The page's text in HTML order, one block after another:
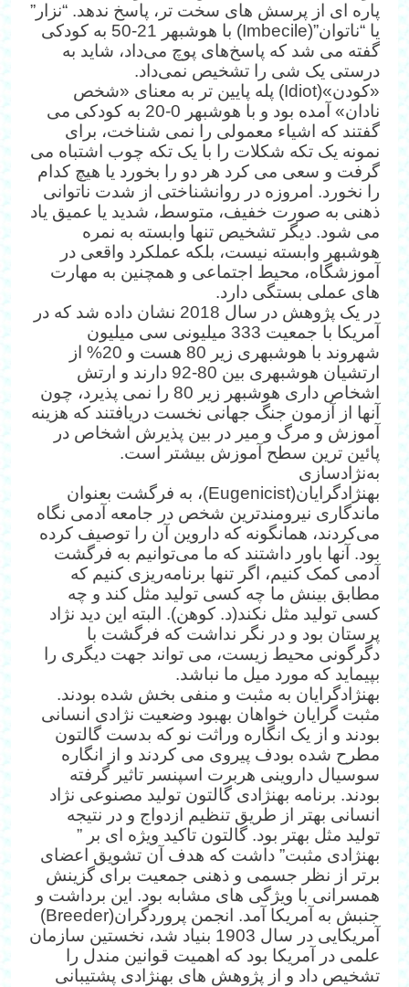
پاره ای از پرسش های سخت تر، پاسخ ندهد. “نزار”
یا “ناتوان”(Imbecile) با هوش‎بهر 21-50 به کودکی
گفته می شد که پاسخ‌های پوچ می‌داد، شاید به
درستی یک شی را تشخیص نمی‌داد.
«کودن»(Idiot) پله پایین تر به معنای «شخص
نادان» آمده بود و با هوش‎بهر 0-20 به کودکی می
گفتند که اشیاء معمولی را نمی شناخت، برای
نمونه یک تکه شکلات را با یک تکه چوب اشتباه می
گرفت و سعی می کرد هر دو را بخورد یا هیچ کدام
را نخورد. امروزه در روانشناختی از شدت ناتوانی
ذهنی به صورت خفیف، متوسط، شدید یا عمیق یاد
می شود. دیگر تشخیص تنها وابسته به نمره
هوش‎بهر وابسته نیست، بلکه عملکرد واقعی در
آموزشگاه، محیط اجتماعی و همچنین به مهارت
های عملی بستگی دارد.
در یک پژوهش در سال 2018 نشان داده شد که در
آمریکا با جمعیت 333 میلیونی سی میلیون
شهروند با هوش‎بهری زیر 80 هست و 20% از
ارتشیان هوش‎بهری بین 80-92 دارند و ارتش
اشخاص داری هوش‎بهر زیر 80 را نمی پذیرد، چون
آنها از آزمون جنگ جهانی نخست دریافتند که هزینه
آموزش و مرگ و میر در بین پذیرش اشخاص در
پائین ترین سطح آموزش بیشتر است.
به‌نژادسازی
به‎نژادگرایان(Eugenicist)، به فرگشت بعنوان
ماندگاری نیرومندترین شخص در جامعه آدمی نگاه
می‌کردند، همانگونه که داروین آن را توصیف ‌کرده
بود. آنها باور داشتند که ما می‌توانیم به فرگشت
آدمی کمک کنیم، اگر تنها برنامه‌ریزی کنیم که
مطابق بینش ما چه کسی تولید مثل کند و چه
کسی تولید مثل نکند(د. کوهن). البته این دید نژاد
پرستان بود و در نگر نداشت که فرگشت با
دگرگونی محیط زیست، می تواند جهت دیگری را
بپیماید که مورد میل ما نباشد.
به‎نژادگرایان به مثبت و منفی بخش شده بودند.
مثبت گرایان خواهان بهبود وضعیت نژادی انسانی
بودند و از یک انگاره وراثت نو که بدست گالتون
مطرح شده بودف پیروی می کردند و از انگاره
سوسیال داروینی هربرت اسپنسر تاثیر گرفته
بودند. برنامه به‎نژادی گالتون تولید مصنوعی نژاد
انسانی بهتر از طریق تنظیم ازدواج و در نتیجه
تولید مثل بهتر بود. گالتون تاکید ویژه ای بر ”
به‎نژادی مثبت” داشت که هدف آن تشویق اعضای
برتر از نظر جسمی و ذهنی جمعیت برای گزینش
همسرانی با ویژگی های مشابه بود. این برداشت و
جنبش به آمریکا آمد. انجمن پروردگران(Breeder)
آمریکایی در سال 1903 بنیاد شد، نخستین سازمان
علمی در آمریکا بود که اهمیت قوانین مندل را
تشخیص داد و از پژوهش های به‎نژادی پشتیبانی